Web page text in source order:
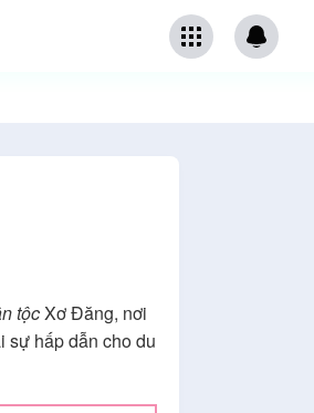
tộcXơ Đăng, nơi
sự hấp dẫn cho du